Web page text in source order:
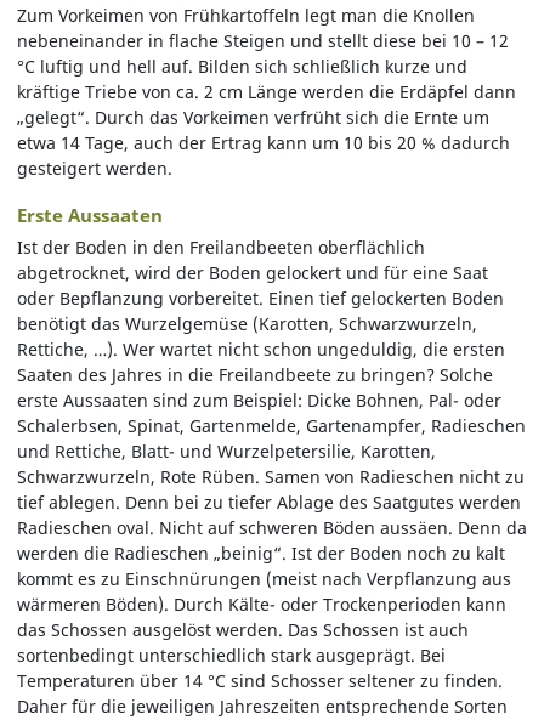
Zum Vorkeimen von Frühkartoffeln legt man die Knollen
nebeneinander in flache Steigen und stellt diese bei 10 – 12
°C luftig und hell auf. Bilden sich schließlich kurze und
kräftige Triebe von ca. 2 cm Länge werden die Erdäpfel dann
„gelegt“. Durch das Vorkeimen verfrüht sich die Ernte um
etwa 14 Tage, auch der Ertrag kann um 10 bis 20 % dadurch
gesteigert werden.
Erste Aussaaten
Ist der Boden in den Freilandbeeten oberflächlich
abgetrocknet, wird der Boden gelockert und für eine Saat
oder Bepflanzung vorbereitet. Einen tief gelockerten Boden
benötigt das Wurzelgemüse (Karotten, Schwarzwurzeln,
Rettiche, …). Wer wartet nicht schon ungeduldig, die ersten
Saaten des Jahres in die Freilandbeete zu bringen? Solche
erste Aussaaten sind zum Beispiel: Dicke Bohnen, Pal- oder
Schalerbsen, Spinat, Gartenmelde, Gartenampfer, Radieschen
und Rettiche, Blatt- und Wurzelpetersilie, Karotten,
Schwarzwurzeln, Rote Rüben. Samen von Radieschen nicht zu
tief ablegen. Denn bei zu tiefer Ablage des Saatgutes werden
Radieschen oval. Nicht auf schweren Böden aussäen. Denn da
werden die Radieschen „beinig“. Ist der Boden noch zu kalt
kommt es zu Einschnürungen (meist nach Verpflanzung aus
wärmeren Böden). Durch Kälte- oder Trockenperioden kann
das Schossen ausgelöst werden. Das Schossen ist auch
sortenbedingt unterschiedlich stark ausgeprägt. Bei
Temperaturen über 14 °C sind Schosser seltener zu finden.
Daher für die jeweiligen Jahreszeiten entsprechende Sorten